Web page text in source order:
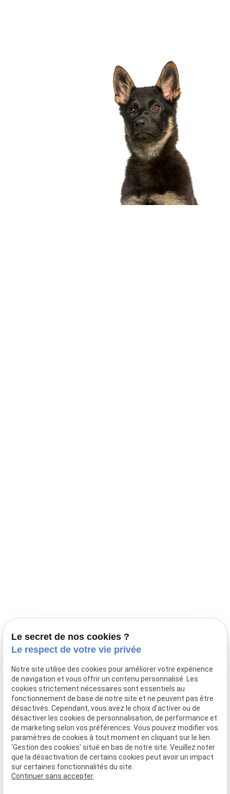
03 28 68 82 00
06 80 84 45 90
Adresse
10, chemin de Cassel
59470 BOLLEZEELE
Horaires
09:00 - 17:00
Lundi - Samedi
Le secret de nos cookies ?
Le respect de votre vie privée
Notre site utilise des cookies pour améliorer votre expérience
de navigation et vous offrir un contenu personnalisé. Les
cookies strictement nécessaires sont essentiels au
fonctionnement de base de notre site et ne peuvent pas être
désactivés. Cependant, vous avez le choix d'activer ou de
désactiver les cookies de personnalisation, de performance et
de marketing selon vos préférences. Vous pouvez modifier vos
paramètres de cookies à tout moment en cliquant sur le lien
'Gestion des cookies' situé en bas de notre site. Veuillez noter
que la désactivation de certains cookies peut avoir un impact
sur certaines fonctionnalités du site.
Continuer sans accepter